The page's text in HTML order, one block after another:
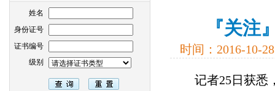
姓名
身份证号
证书编号
级别
北京天久智达教育咨询有限公
『关注
时间： 2016-10-28
记者25日获悉，